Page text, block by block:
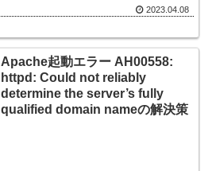
2023.04.08
Apache起動エラー AH00558:
httpd: Could not reliably
determine the server’s fully
qualified domain nameの解決策